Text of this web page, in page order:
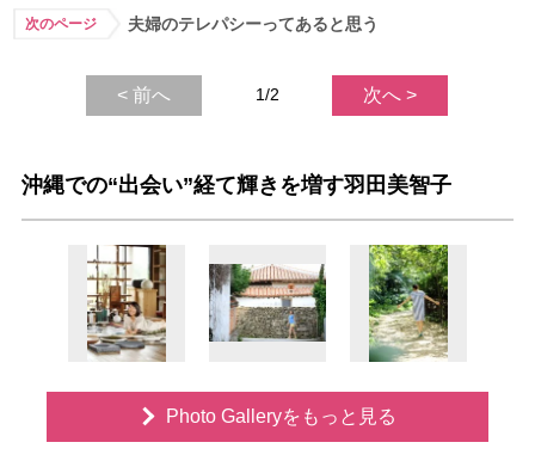
次のページ 夫婦のテレパシーってあると思う
< 前へ 1/2 次へ >
沖縄での“出会い”経て輝きを増す羽田美智子
Photo Galleryをもっと見る